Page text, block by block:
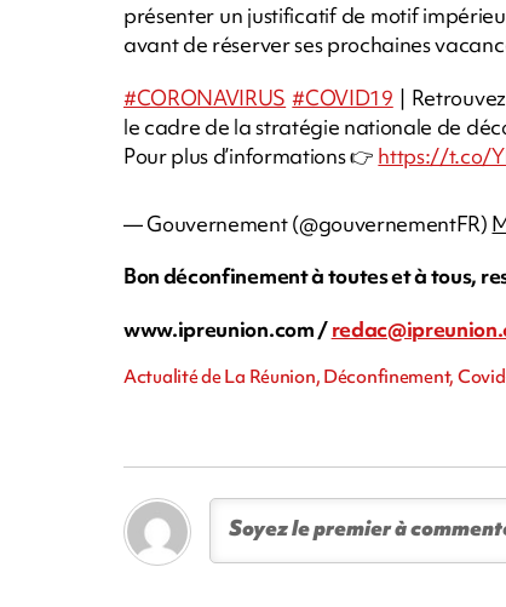
présenter un justificatif de motif
avant de réserver ses prochaines
#CORONAVIRUS #COVID19 |
le cadre de la stratégie nationale de
Pour plus d’informations 👉 https://t.co/
— Gouvernement (@gouvernementFR)
Bon déconfinement à toutes et à tous,
www.ipreunion.com /
Actualité de La Réunion, Déconfinement,